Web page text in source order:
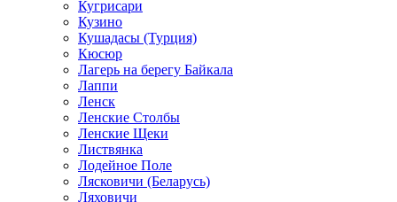
Кугрисари
Кузино
Кушадасы (Турция)
Кюсюр
Лагерь на берегу Байкала
Лаппи
Ленск
Ленские Столбы
Ленские Щеки
Листвянка
Лодейное Поле
Лясковичи (Беларусь)
Ляховичи